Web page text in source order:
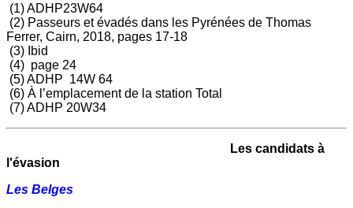
(1) ADHP23W64
(2) Passeurs et évadés dans les Pyrénées de Thomas
Ferrer, Cairn, 2018, pages 17-18
(3) Ibid
(4) page 24
(5) ADHP 14W 64
(6) À l’emplacement de la station Total
(7) ADHP 20W34
Les candidats à
l'évasion
Les Belges